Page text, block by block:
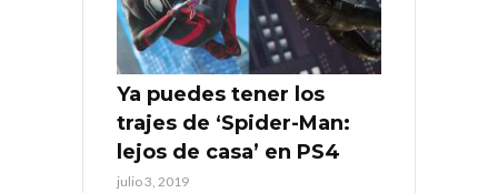
Ya puedes tener los
trajes de ‘Spider-Man:
lejos de casa’ en PS4
julio 3, 2019